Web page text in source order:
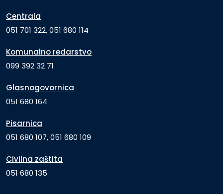
Centrala
051 701 322, 051 680 114
Komunalno redarstvo
099 392 32 71
Glasnogovornica
051 680 164
Pisarnica
051 680 107, 051 680 109
Civilna zaštita
051 680 135